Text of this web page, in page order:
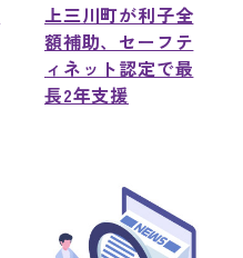
上三川町が利子全
額補助、セーフテ
ィネット認定で最
長2年支援